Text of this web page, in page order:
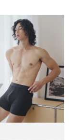
查看運費